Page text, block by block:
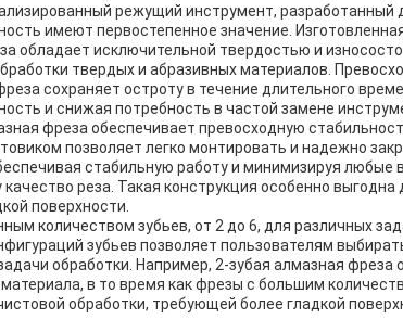
режущий инструмент, разработанный
имеют первостепенное значение.
обладает исключительной твердостью и
твердых и абразивных материалов.
сохраняет остроту в течение длительного
и снижая потребность в частой замене
фреза обеспечивает превосходную
позволяет легко монтировать и надежно
стабильную работу и минимизируя любые
реза. Такая конструкция особенно выгодна
поверхности.
количеством зубьев, от 2 до 6, для различных
зубьев позволяет пользователям
обработки. Например, 2-зубая алмазная фреза
в то время как фрезы с большим
обработки, требующей более гладкой